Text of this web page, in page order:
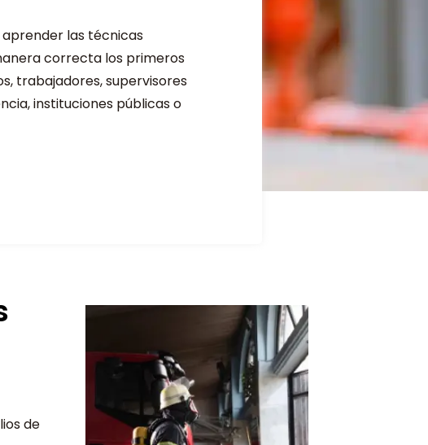
las técnicas
correcta los primeros
trabajadores, supervisores
instituciones públicas o
de